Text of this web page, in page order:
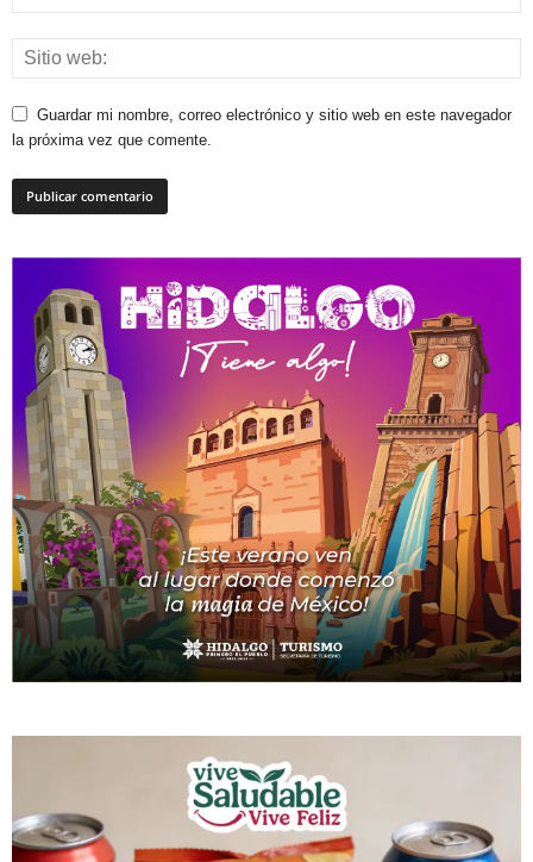
Guardar mi nombre, correo electrónico y sitio web en este navegador
la próxima vez que comente.